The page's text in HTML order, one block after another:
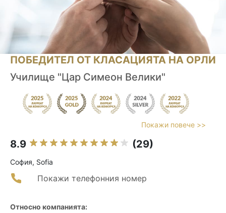
ПОБЕДИТЕЛ ОТ КЛАСАЦИЯТА НА ОРЛИ
Училище "Цар Симеон Велики"
Покажи повече >>
8.9 (29)
София, Sofia
Покажи телефонния номер
Относно компанията: